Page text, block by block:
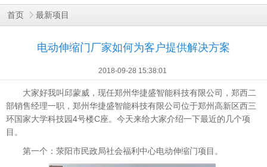
首页 最新项目
电动伸缩门厂家如何为客户提供解决方案
2018-09-28 15:38:01
大家好我叫邱蒙威，现任郑州华捷盛智能科技有限公司，郑西二
部销售经理一职，郑州华捷盛智能科技有限公司位于郑州高新区西三
环国家大学科技园4号楼C座。今天来给大家介绍一下最近的几个项
目。
第一个：荥阳市民政局社会福利中心电动伸缩门项目。